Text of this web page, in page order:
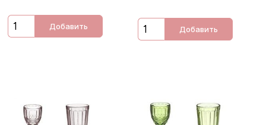
Добавить Добавить